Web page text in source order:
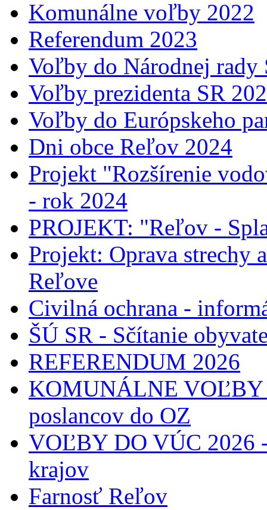
Komunálne voľby 2022
Referendum 2023
Voľby do Národnej rady
Voľby prezidenta SR
Voľby do Európskeho
Dni obce Reľov 2024
Projekt "Rozšírenie
- rok 2024
PROJEKT: "Reľov -
Projekt: Oprava strechy
Reľove
Civilná ochrana -
ŠÚ SR - Sčítanie
REFERENDUM 2026
KOMUNÁLNE VOĽBY
poslancov do OZ
VOĽBY DO VÚC 2026
krajov
Farnosť Reľov